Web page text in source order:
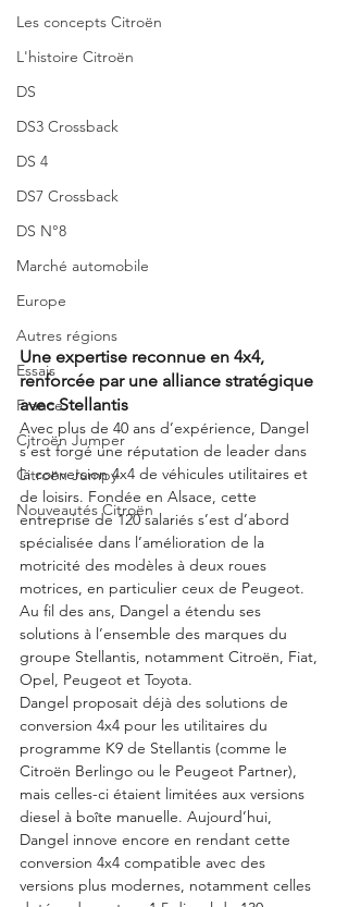
Les concepts Citroën
L'histoire Citroën
DS
DS3 Crossback
DS 4
DS7 Crossback
DS N°8
Marché automobile
Europe
Autres régions
Essais
France
Citroën Jumper
Citroën Jumpy
Nouveautés Citroën
Une expertise reconnue en 4x4,
renforcée par une alliance stratégique
avec Stellantis
Avec plus de 40 ans d’expérience, Dangel
s’est forgé une réputation de leader dans
la conversion 4x4 de véhicules utilitaires et
de loisirs. Fondée en Alsace, cette
entreprise de 120 salariés s’est d’abord
spécialisée dans l’amélioration de la
motricité des modèles à deux roues
motrices, en particulier ceux de Peugeot.
Au fil des ans, Dangel a étendu ses
solutions à l’ensemble des marques du
groupe Stellantis, notamment Citroën, Fiat,
Opel, Peugeot et Toyota.
Dangel proposait déjà des solutions de
conversion 4x4 pour les utilitaires du
programme K9 de Stellantis (comme le
Citroën Berlingo ou le Peugeot Partner),
mais celles-ci étaient limitées aux versions
diesel à boîte manuelle. Aujourd’hui,
Dangel innove encore en rendant cette
conversion 4x4 compatible avec des
versions plus modernes, notamment celles